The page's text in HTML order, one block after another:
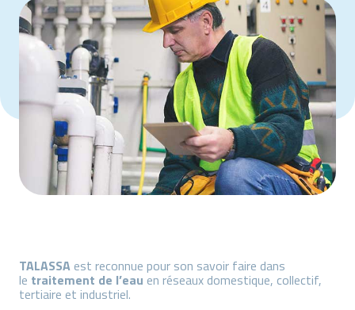
TALASSA est reconnue pour son savoir faire dans
le traitement de l’eau en réseaux domestique, collectif,
tertiaire et industriel.